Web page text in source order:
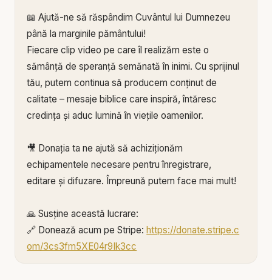
📖 Ajută-ne să răspândim Cuvântul lui Dumnezeu
până la marginile pământului!
Fiecare clip video pe care îl realizăm este o
sămânță de speranță semănată în inimi. Cu sprijinul
tău, putem continua să producem conținut de
calitate – mesaje biblice care inspiră, întăresc
credința și aduc lumină în viețile oamenilor.
🎥 Donația ta ne ajută să achiziționăm
echipamentele necesare pentru înregistrare,
editare și difuzare. Împreună putem face mai mult!
🙏 Susține această lucrare:
🔗 Donează acum pe Stripe:https://donate.stripe.c
om/3cs3fm5XE04r9Ik3cc